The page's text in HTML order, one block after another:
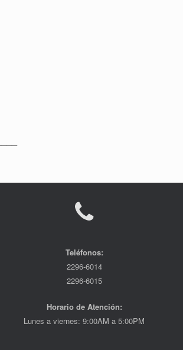
Teléfonos:
2296-6014
2296-6015
Horario de Atención:
Lunes a viernes: 9:00AM a 5:00PM